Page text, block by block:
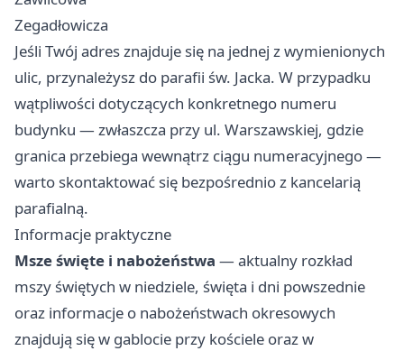
Zegadłowicza
Jeśli Twój adres znajduje się na jednej z wymienionych
ulic, przynależysz do parafii św. Jacka. W przypadku
wątpliwości dotyczących konkretnego numeru
budynku — zwłaszcza przy ul. Warszawskiej, gdzie
granica przebiega wewnątrz ciągu numeracyjnego —
warto skontaktować się bezpośrednio z kancelarią
parafialną.
Informacje praktyczne
Msze święte i nabożeństwa — aktualny rozkład
mszy świętych w niedziele, święta i dni powszednie
oraz informacje o nabożeństwach okresowych
znajdują się w gablocie przy kościele oraz w